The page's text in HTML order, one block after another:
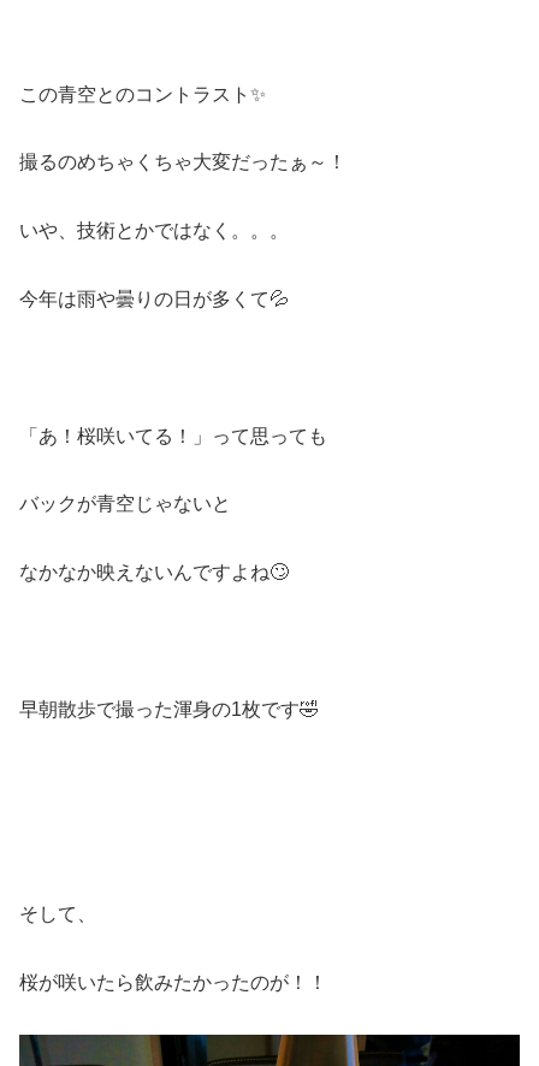
この青空とのコントラスト✨
撮るのめちゃくちゃ大変だったぁ～！
いや、技術とかではなく。。。
今年は雨や曇りの日が多くて💦
「あ！桜咲いてる！」って思っても
バックが青空じゃないと
なかなか映えないんですよね🙄
早朝散歩で撮った渾身の1枚です🤣
そして、
桜が咲いたら飲みたかったのが！！